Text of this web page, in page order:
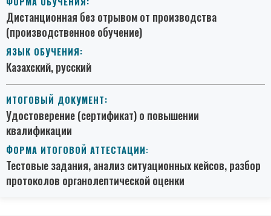
Дистанционная без отрывом от производства
(производственное обучение)
ЯЗЫК ОБУЧЕНИЯ:
Казахский, русский
ИТОГОВЫЙ ДОКУМЕНТ:
Удостоверение (сертификат) о повышении
квалификации
ФОРМА ИТОГОВОЙ АТТЕСТАЦИИ:
Тестовые задания, анализ ситуационных кейсов, разбор
протоколов органолептической оценки